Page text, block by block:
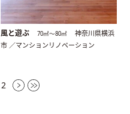
風と遊ぶ 70㎡〜80㎡
神奈川県横浜
市 ／マンションリノベーション
2